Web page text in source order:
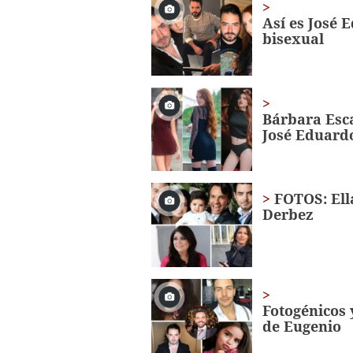
secondsVolume
0%
Así es José
bisexual
Bárbara
José
FOTOS:
Derbez
de Eugenio